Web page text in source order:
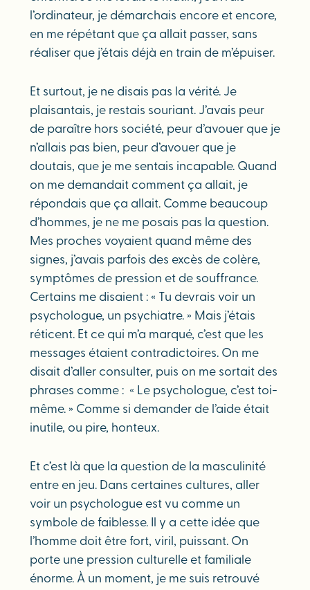
l’ordinateur, je démarchais encore et encore,
en me répétant que ça allait passer, sans
réaliser que j’étais déjà en train de m’épuiser.
Et surtout, je ne disais pas la vérité. Je
plaisantais, je restais souriant. J’avais peur
de paraître hors société, peur d’avouer que je
n’allais pas bien, peur d’avouer que je
doutais, que je me sentais incapable. Quand
on me demandait comment ça allait, je
répondais que ça allait. Comme beaucoup
d’hommes, je ne me posais pas la question.
Mes proches voyaient quand même des
signes, j’avais parfois des excès de colère,
symptômes de pression et de souffrance.
Certains me disaient : « Tu devrais voir un
psychologue, un psychiatre. » Mais j’étais
réticent. Et ce qui m’a marqué, c’est que les
messages étaient contradictoires. On me
disait d’aller consulter, puis on me sortait des
phrases comme : « Le psychologue, c’est toi-
même. » Comme si demander de l’aide était
inutile, ou pire, honteux.
Et c’est là que la question de la masculinité
entre en jeu. Dans certaines cultures, aller
voir un psychologue est vu comme un
symbole de faiblesse. Il y a cette idée que
l’homme doit être fort, viril, puissant. On
porte une pression culturelle et familiale
énorme. À un moment, je me suis retrouvé